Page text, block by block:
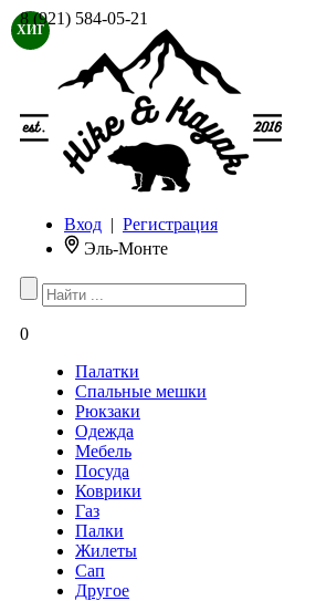
8 (921) 584-05-21
Вход | Регистрация
Эль-Монте
0
Палатки
Спальные мешки
Рюкзаки
Одежда
Мебель
Посуда
Коврики
Газ
Палки
Жилеты
Сап
Другое
ХИТ